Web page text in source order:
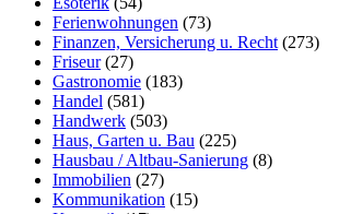
Ferienwohnungen (73)
Finanzen, Versicherung u. Recht (273)
Friseur(27)
Gastronomie (183)
Handel (581)
Handwerk (503)
Haus, Garten u. Bau (225)
Hausbau / Altbau-Sanierung (8)
Immobilien (27)
Kommunikation (15)